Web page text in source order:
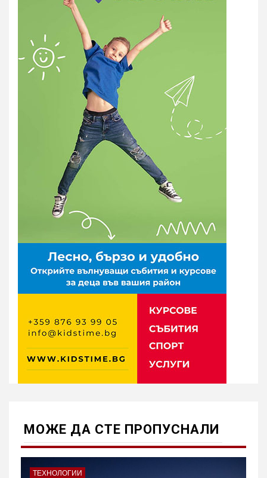
МОЖE ДА СТЕ ПРОПУСНАЛИ
ТЕХНОЛОГИИ